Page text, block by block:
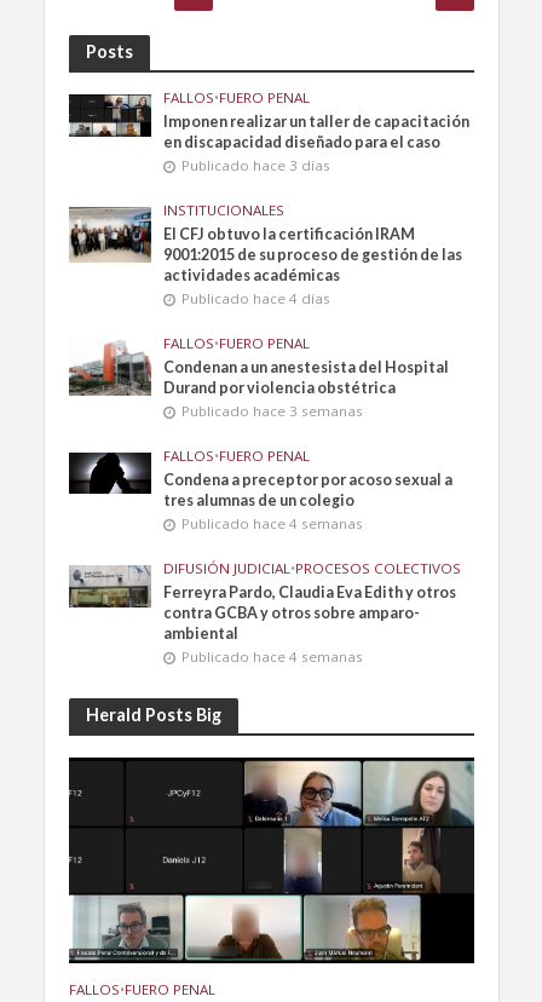
Posts
FALLOS•FUERO PENAL
Imponen realizar un taller de capacitación
en discapacidad diseñado para el caso
Publicado hace 3 días
INSTITUCIONALES
El CFJ obtuvo la certificación IRAM
9001:2015 de su proceso de gestión de las
actividades académicas
Publicado hace 4 días
FALLOS•FUERO PENAL
Condenan a un anestesista del Hospital
Durand por violencia obstétrica
Publicado hace 3 semanas
FALLOS•FUERO PENAL
Condena a preceptor por acoso sexual a
tres alumnas de un colegio
Publicado hace 4 semanas
DIFUSIÓN JUDICIAL•PROCESOS COLECTIVOS
Ferreyra Pardo, Claudia Eva Edith y otros
contra GCBA y otros sobre amparo-
ambiental
Publicado hace 4 semanas
Herald Posts Big
FALLOS•FUERO PENAL